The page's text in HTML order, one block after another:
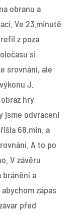
obranu a
Ve 23.minutě
z poza
si
srovnání, ale
J.
hry
jsme odvraceni
68.min. a
A to po
V závěru
bránění a
zápas
před